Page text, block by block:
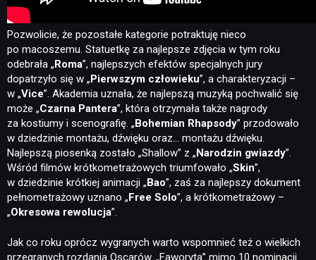
NEWSY
RECENZJE
Pozwolicie, że pozostałe kategorie potraktuję nieco
po macoszemu. Statuetkę za najlepsze zdjęcia w tym roku
odebrała „Roma”, najlepszych efektów specjalnych jury
dopatrzyło się w „Pierwszym człowieku”, a charakteryzacji –
w „Vice”. Akademia uznała, że najlepszą muzyką pochwalić się
może „Czarna Pantera”, która otrzymała także nagrody
za kostiumy i scenografię. „Bohemian Rhapsody” przodowało
w dziedzinie montażu, dźwięku oraz… montażu dźwięku.
Najlepszą piosenką zostało „Shallow” z „Narodzin gwiazdy”.
Wśród filmów krótkometrażowych triumfowało „Skin”,
w dziedzinie krótkiej animacji „Bao”, zaś za najlepszy dokument
pełnometrażowy uznano „Free Solo”, a krótkometrażowy –
„Okresowa rewolucja”.
Jak co roku oprócz wygranych warto wspomnieć też o wielkich
przegranych rozdania Oscarów. „Faworyta” mimo 10 nominacji